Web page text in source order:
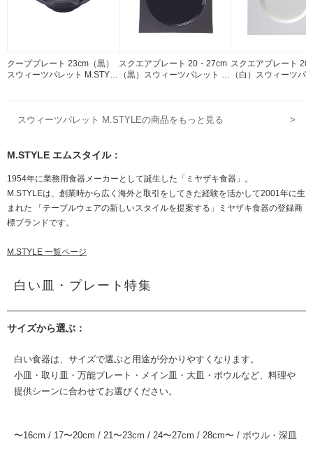
クーププレート 23cm（黒）
スウィーツパレット M.STYL
スクエアプレート 20・27cm
（黒）スウィーツパレット M.
スクエアプレート 20
（白）スウィーツパ
スウィーツパレット M.STYLEの商品をもっと見る >
M.STYLE エムスタイル：
1954年に業務用食器メーカーとして誕生した「ミヤザキ食器」。
M.STYLEは、創業時から広く海外と取引をしてきた経験を活かして2001年に生
まれた 「テーブルウェアの新しいスタイルを提案する」ミヤザキ食器の登録商
標ブランドです。
M.STYLE 一覧ページ
白い皿・プレート特集
サイズから選ぶ：
白い食器は、サイズで選ぶと用途が分かりやすくなります。
小皿・取り皿・万能プレート・メイン皿・大皿・ボウルなど、料理や
提供シーンに合わせてお選びください。
〜16cm / 17〜20cm / 21〜23cm / 24〜27cm / 28cm〜 / ボウル・深皿